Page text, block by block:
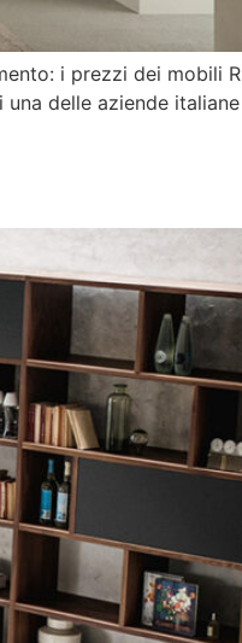
i prezzi dei mobili
delle aziende